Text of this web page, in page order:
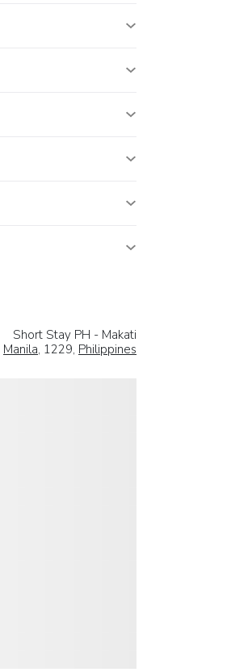
Short Stay PH - Makati
Manila, 1229, Philippines